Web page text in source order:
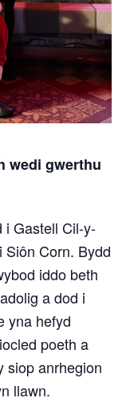
wedi gwerthu
i Gastell Cil-y-
Corn. Bydd
iddo beth
a dod i
yna hefyd
poeth a
siop anrhegion
llawn.